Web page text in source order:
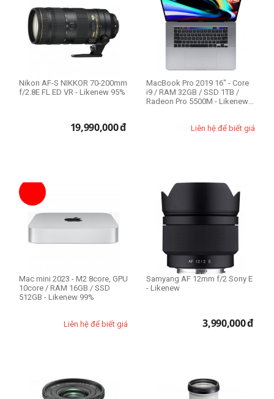
Nikon AF-S NIKKOR 70-200mm
f/2.8E FL ED VR - Likenew 95%
19,990,000đ
MacBook Pro 2019 16" - Core
i9 / RAM 32GB / SSD 1TB /
Radeon Pro 5500M - Likenew
Liên hệ để biết giá
Mac mini 2023 - M2 8core, GPU
10core / RAM 16GB / SSD
512GB - Likenew 99%
Liên hệ để biết giá
Samyang AF 12mm f/2 Sony E
- Likenew
3,990,000đ